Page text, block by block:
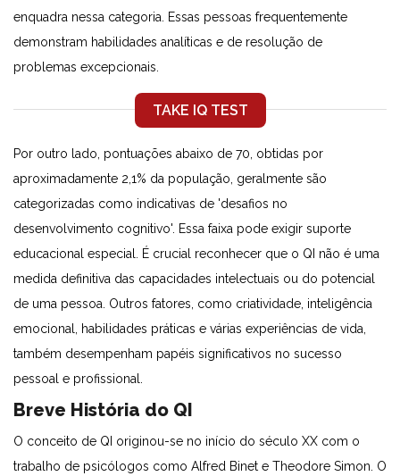
enquadra nessa categoria. Essas pessoas frequentemente
demonstram habilidades analíticas e de resolução de
problemas excepcionais.
TAKE IQ TEST
Por outro lado, pontuações abaixo de 70, obtidas por
aproximadamente 2,1% da população, geralmente são
categorizadas como indicativas de 'desafios no
desenvolvimento cognitivo'. Essa faixa pode exigir suporte
educacional especial. É crucial reconhecer que o QI não é uma
medida definitiva das capacidades intelectuais ou do potencial
de uma pessoa. Outros fatores, como criatividade, inteligência
emocional, habilidades práticas e várias experiências de vida,
também desempenham papéis significativos no sucesso
pessoal e profissional.
Breve História do QI
O conceito de QI originou-se no início do século XX com o
trabalho de psicólogos como Alfred Binet e Theodore Simon. O